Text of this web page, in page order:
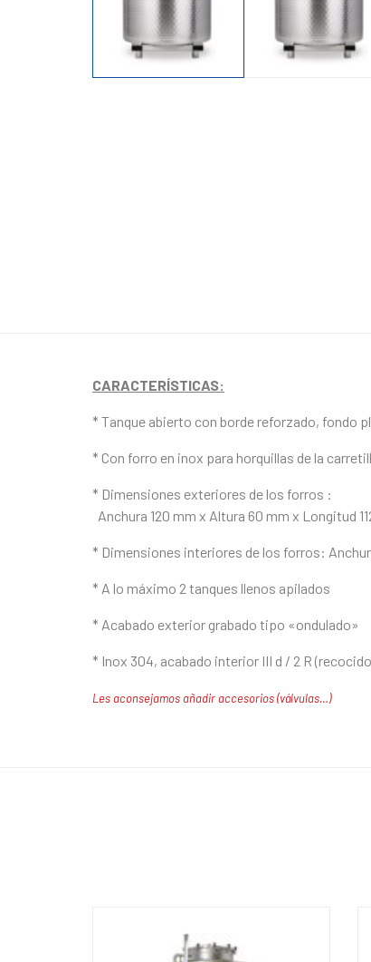
CARACTERÍSTICAS:
* Tanque abierto con borde reforzado, fondo
* Con forro en inox para horquillas de la
* Dimensiones exteriores de los forros :
Anchura 120 mm x Altura 60 mm x Longitud
* Dimensiones interiores de los forros:
* A lo máximo 2 tanques llenos apilados
* Acabado exterior grabado tipo «ondulado»
* Inox 304, acabado interior III d / 2 R
Les aconsejamos añadir accesorios (válvulas…)